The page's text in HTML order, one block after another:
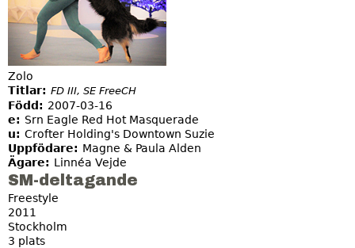
Zolo
Titlar: FD III, SE FreeCH
Född: 2007-03-16
e: Srn Eagle Red Hot Masquerade
u: Crofter Holding's Downtown Suzie
Uppfödare: Magne & Paula Alden
Ägare: Linnéa Vejde
SM-deltagande
Freestyle
2011
Stockholm
3 plats